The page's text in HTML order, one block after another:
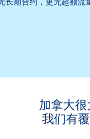
加拿大很
我们有